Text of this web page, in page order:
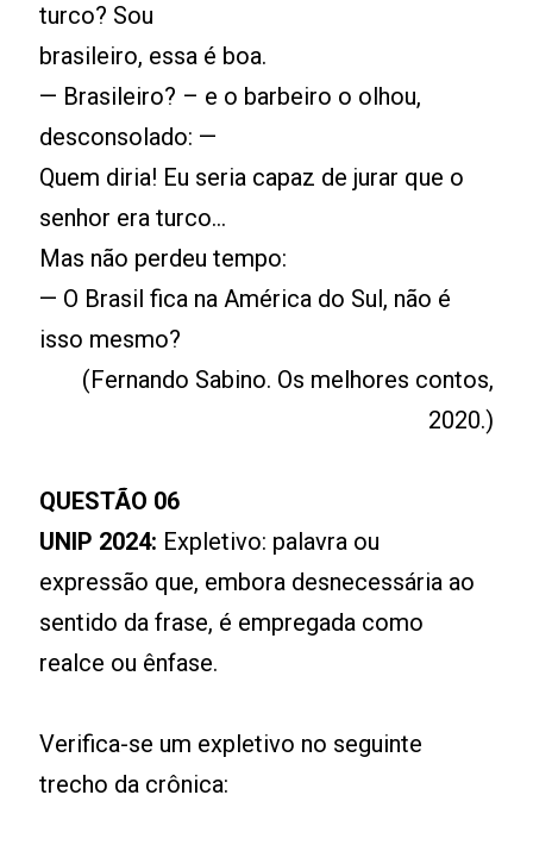
turco? Sou
brasileiro, essa é boa.
— Brasileiro? – e o barbeiro o olhou,
desconsolado: —
Quem diria! Eu seria capaz de jurar que o
senhor era turco...
Mas não perdeu tempo:
— O Brasil fica na América do Sul, não é
isso mesmo?
(Fernando Sabino. Os melhores contos,
2020.)
QUESTÃO 06
UNIP 2024: Expletivo: palavra ou
expressão que, embora desnecessária ao
sentido da frase, é empregada como
realce ou ênfase.
Verifica-se um expletivo no seguinte
trecho da crônica: